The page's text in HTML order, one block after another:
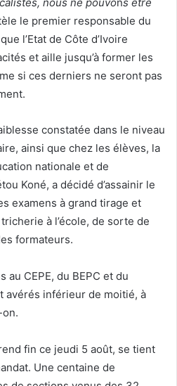
le premier responsable du
l’Etat de Côte d’Ivoire
et aille jusqu’à former les
si ces derniers ne seront pas
constatée dans le niveau
ainsi que chez les élèves, la
nationale et de
Koné, a décidé d’assainir le
examens à grand tirage et
à l’école, de sorte de
formateurs.
au CEPE, du BEPC et du
avérés inférieur de moitié, à
fin ce jeudi 5 août, se tient
Une centaine de